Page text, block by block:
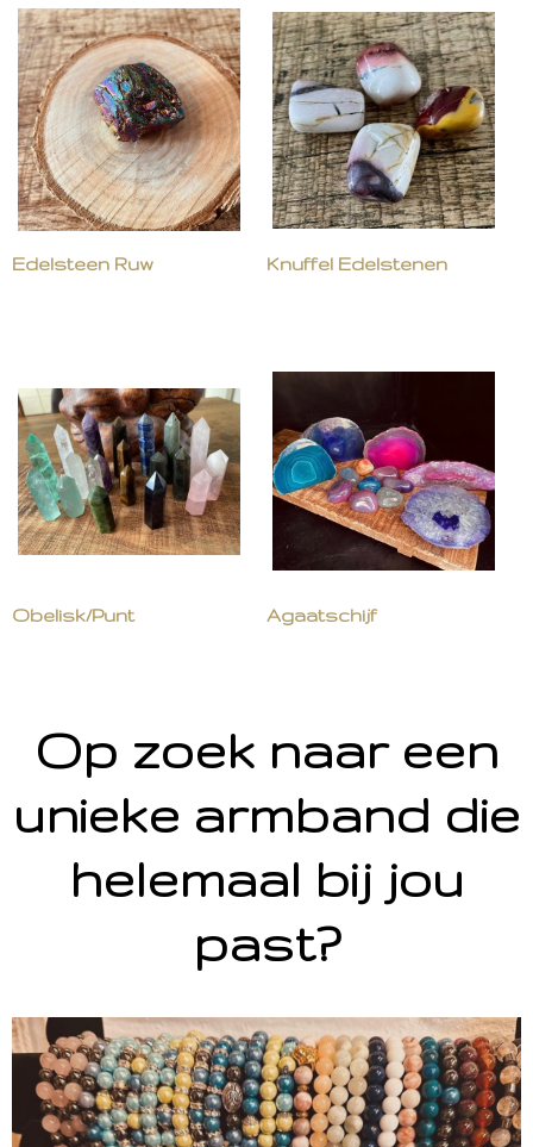
Edelsteen Ruw Knuffel Edelstenen
Obelisk/Punt Agaatschijf
Op zoek naar een
unieke armband die
helemaal bij jou
past?